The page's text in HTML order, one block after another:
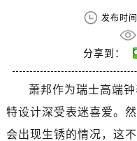
发布时
分享到：
萧邦作为瑞士高端
特设计深受表迷喜爱。
会出现生锈的情况，这